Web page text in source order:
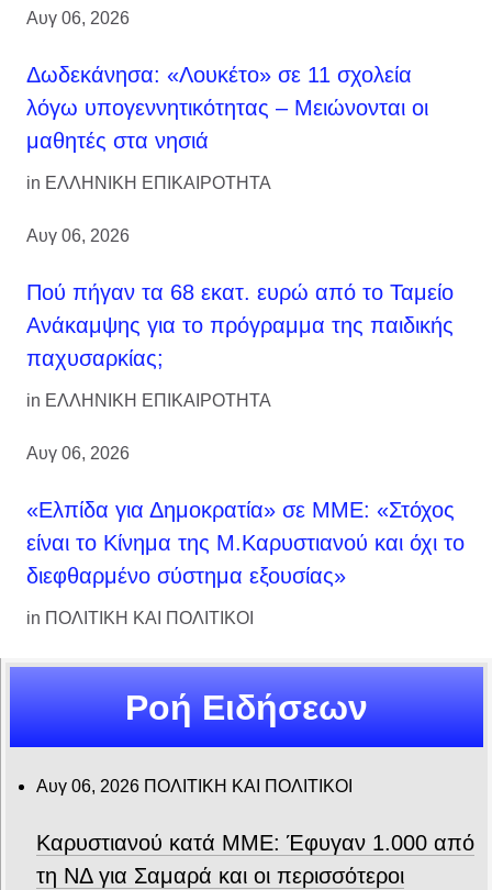
Αυγ 06, 2026
Δωδεκάνησα: «Λουκέτο» σε 11 σχολεία
λόγω υπογεννητικότητας – Μειώνονται οι
μαθητές στα νησιά
in ΕΛΛΗΝΙΚΗ ΕΠΙΚΑΙΡΟΤΗΤΑ
Αυγ 06, 2026
Πού πήγαν τα 68 εκατ. ευρώ από το Ταμείο
Ανάκαμψης για το πρόγραμμα της παιδικής
παχυσαρκίας;
in ΕΛΛΗΝΙΚΗ ΕΠΙΚΑΙΡΟΤΗΤΑ
Αυγ 06, 2026
«Ελπίδα για Δημοκρατία» σε ΜΜΕ: «Στόχος
είναι το Κίνημα της Μ.Καρυστιανού και όχι το
διεφθαρμένο σύστημα εξουσίας»
in ΠΟΛΙΤΙΚΗ ΚΑΙ ΠΟΛΙΤΙΚΟΙ
Ροή Ειδήσεων
Αυγ 06, 2026 ΠΟΛΙΤΙΚΗ ΚΑΙ ΠΟΛΙΤΙΚΟΙ
Καρυστιανού κατά ΜΜΕ: Έφυγαν 1.000 από
τη ΝΔ για Σαμαρά και οι περισσότεροι